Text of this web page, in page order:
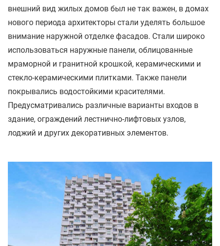
внешний вид жилых домов был не так важен, в домах
нового периода архитекторы стали уделять большое
внимание наружной отделке фасадов. Стали широко
использоваться наружные панели, облицованные
мраморной и гранитной крошкой, керамическими и
стекло-керамическими плитками. Также панели
покрывались водостойкими красителями.
Предусматривались различные варианты входов в
здание, ограждений лестнично-лифтовых узлов,
лоджий и других декоративных элементов.